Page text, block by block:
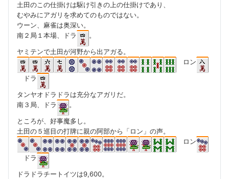
土田のこの仕掛けは駆け引きの上の仕掛けであり、
むやみにアガリを求めてのものではない。
ウーン、麻雀は奥深い。
南２局１本場、ドラ
。
ヤミテンで土田が河野から出アガる。
ロン
ドラ
タンヤオドラドラは充分なアガリだ。
南３局、ドラ
。
ところが、好事魔多し。
土田の５巡目の打牌に親の阿部から「ロン」の声。
ロン
ドラ
ドラドラチートイツは9,600。